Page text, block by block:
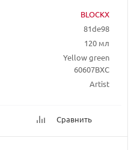
BLOCKX
81de98
120 мл
Yellow green
60607BXC
Artist
Сравнить